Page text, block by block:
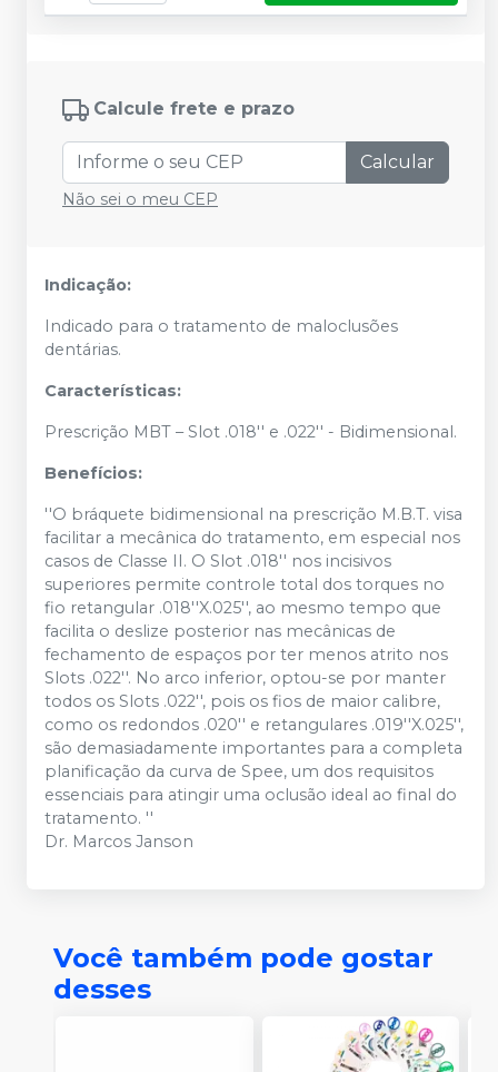
Calcule frete e prazo
Calcular
Não sei o meu CEP
Indicação:
Indicado para o tratamento de maloclusões
dentárias.
Características:
Prescrição MBT – Slot .018'' e .022'' - Bidimensional.
Benefícios:
''O bráquete bidimensional na prescrição M.B.T. visa
facilitar a mecânica do tratamento, em especial nos
casos de Classe II. O Slot .018'' nos incisivos
superiores permite controle total dos torques no
fio retangular .018''X.025'', ao mesmo tempo que
facilita o deslize posterior nas mecânicas de
fechamento de espaços por ter menos atrito nos
Slots .022''. No arco inferior, optou-se por manter
todos os Slots .022'', pois os fios de maior calibre,
como os redondos .020'' e retangulares .019''X.025'',
são demasiadamente importantes para a completa
planificação da curva de Spee, um dos requisitos
essenciais para atingir uma oclusão ideal ao final do
tratamento. ''
Dr. Marcos Janson
Você também pode gostar
desses